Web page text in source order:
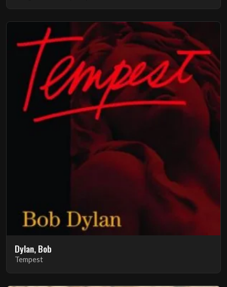
Dylan, Bob
Tempest